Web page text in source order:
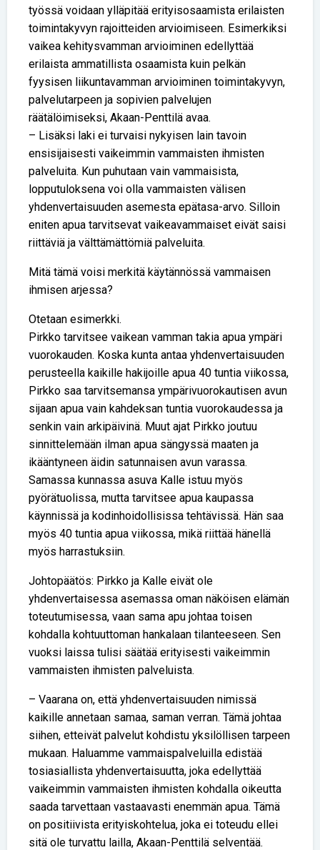
työssä voidaan ylläpitää erityisosaamista erilaisten
toimintakyvyn rajoitteiden arvioimiseen. Esimerkiksi
vaikea kehitysvamman arvioiminen edellyttää
erilaista ammatillista osaamista kuin pelkän
fyysisen liikuntavamman arvioiminen toimintakyvyn,
palvelutarpeen ja sopivien palvelujen
räätälöimiseksi, Akaan-Penttilä avaa.
– Lisäksi laki ei turvaisi nykyisen lain tavoin
ensisijaisesti vaikeimmin vammaisten ihmisten
palveluita. Kun puhutaan vain vammaisista,
lopputuloksena voi olla vammaisten välisen
yhdenvertaisuuden asemesta epätasa-arvo. Silloin
eniten apua tarvitsevat vaikeavammaiset eivät saisi
riittäviä ja välttämättömiä palveluita.
Mitä tämä voisi merkitä käytännössä vammaisen
ihmisen arjessa?
Otetaan esimerkki.
Pirkko tarvitsee vaikean vamman takia apua ympäri
vuorokauden. Koska kunta antaa yhdenvertaisuuden
perusteella kaikille hakijoille apua 40 tuntia viikossa,
Pirkko saa tarvitsemansa ympärivuorokautisen avun
sijaan apua vain kahdeksan tuntia vuorokaudessa ja
senkin vain arkipäivinä. Muut ajat Pirkko joutuu
sinnittelemään ilman apua sängyssä maaten ja
ikääntyneen äidin satunnaisen avun varassa.
Samassa kunnassa asuva Kalle istuu myös
pyörätuolissa, mutta tarvitsee apua kaupassa
käynnissä ja kodinhoidollisissa tehtävissä. Hän saa
myös 40 tuntia apua viikossa, mikä riittää hänellä
myös harrastuksiin.
Johtopäätös: Pirkko ja Kalle eivät ole
yhdenvertaisessa asemassa oman näköisen elämän
toteutumisessa, vaan sama apu johtaa toisen
kohdalla kohtuuttoman hankalaan tilanteeseen. Sen
vuoksi laissa tulisi säätää erityisesti vaikeimmin
vammaisten ihmisten palveluista.
– Vaarana on, että yhdenvertaisuuden nimissä
kaikille annetaan samaa, saman verran. Tämä johtaa
siihen, etteivät palvelut kohdistu yksilöllisen tarpeen
mukaan. Haluamme vammaispalveluilla edistää
tosiasiallista yhdenvertaisuutta, joka edellyttää
vaikeimmin vammaisten ihmisten kohdalla oikeutta
saada tarvettaan vastaavasti enemmän apua. Tämä
on positiivista erityiskohtelua, joka ei toteudu ellei
sitä ole turvattu lailla, Akaan-Penttilä selventää.